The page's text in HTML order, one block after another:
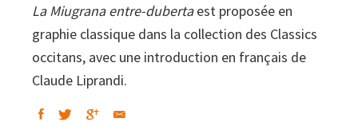
La Miugrana entre-dubertaest proposée en
graphie classique dans la collection des Classics
occitans, avec une introduction en français de
Claude Liprandi.